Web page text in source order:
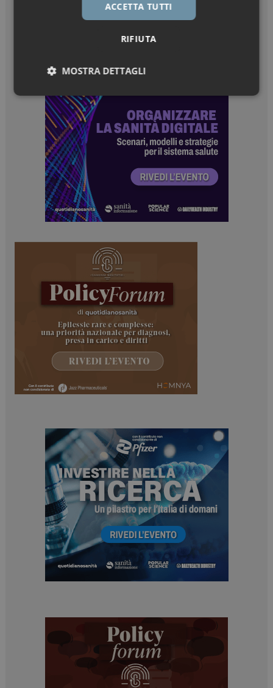
ACCETTA TUTTI
RIFIUTA
MOSTRA DETTAGLI
Necessari Marketing
Marketing
I cookie necessari contribuiscono a rendere fruibile il
sito web abilitandone funzionalità di base quali la
navigazione sulle pagine e l'accesso alle aree
funzionare correttamente senza questi cookie.
_ga
Google LLC
.dailyhealthindustry.it